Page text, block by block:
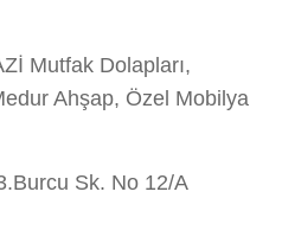
Mutfak Dolapları,
Ahşap, Özel Mobilya
Sk. No 12/A